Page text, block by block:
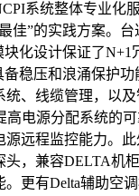
系统整体专业化
佳”的实践方案。台
块化设计保证了N+1
备稳压和浪涌保护
统、线缆管理，以
高电源分配系统的
源远程监控能力。
头，兼容DELTA机
。更有Delta辅助空